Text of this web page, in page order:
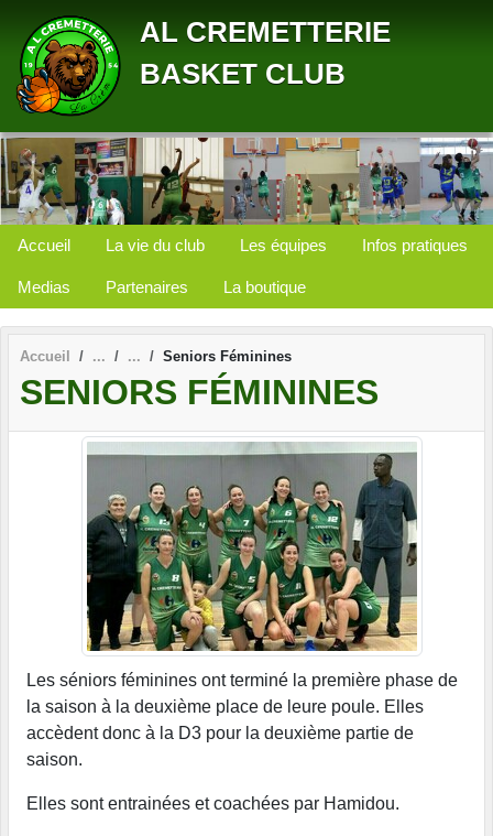
AL CREMETTERIE
BASKET CLUB
Accueil La vie du club Les équipes Infos pratiques
Medias Partenaires La boutique
Accueil Seniors Féminines
SENIORS FÉMININES
Les séniors féminines ont terminé la première phase de
la saison à la deuxième place de leure poule. Elles
accèdent donc à la D3 pour la deuxième partie de
saison.
Elles sont entrainées et coachées par Hamidou.
Panneau de gestion des cookies